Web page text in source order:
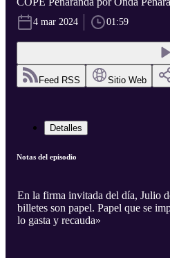
4 mar 2024 01:59
Feed RSS Sitio Web
Detalles
Notas del episodio
En la firma invitada del día, Julio
billetes son papel. Papel que se
lo gasta y recauda»